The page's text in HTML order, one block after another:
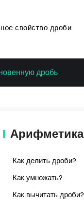
свойство дроби
дробь
Арифметика
Как делить дроби?
Как умножать?
Как вычитать дроби?